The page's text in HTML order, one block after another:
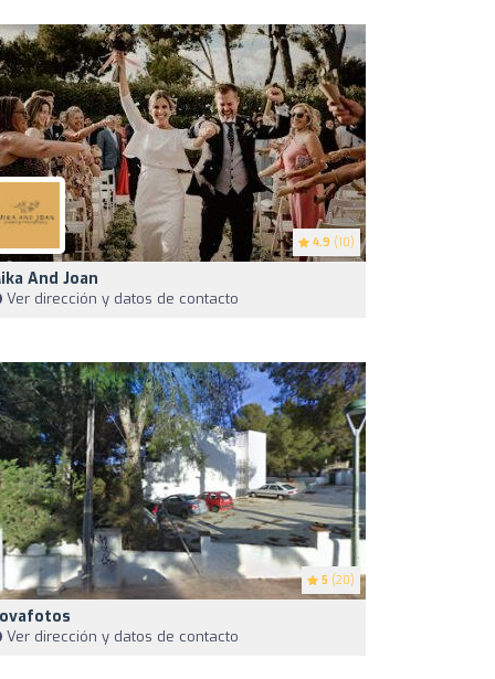
4.9 (10)
And Joan
Ver dirección y datos de contacto
5 (20)
Ver dirección y datos de contacto